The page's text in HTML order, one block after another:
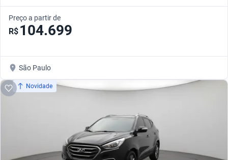
Preço a partir de
R$ 104.699
São Paulo
Novidade